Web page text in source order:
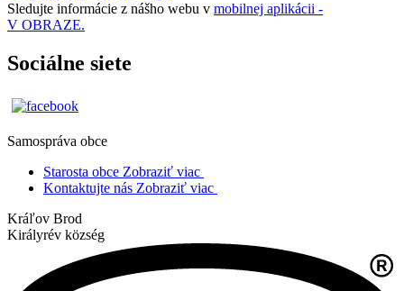
Sledujte informácie z nášho webu v mobilnej aplikácii -
V OBRAZE.
Sociálne siete
Samospráva obce
Starosta obce Zobraziť viac
Kontaktujte nás Zobraziť viac
Kráľov Brod
Királyrév község